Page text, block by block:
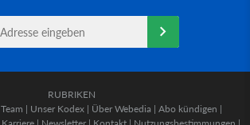
RUBRIKEN
| Unser Kodex | Über Webedia | Abo kündigen |